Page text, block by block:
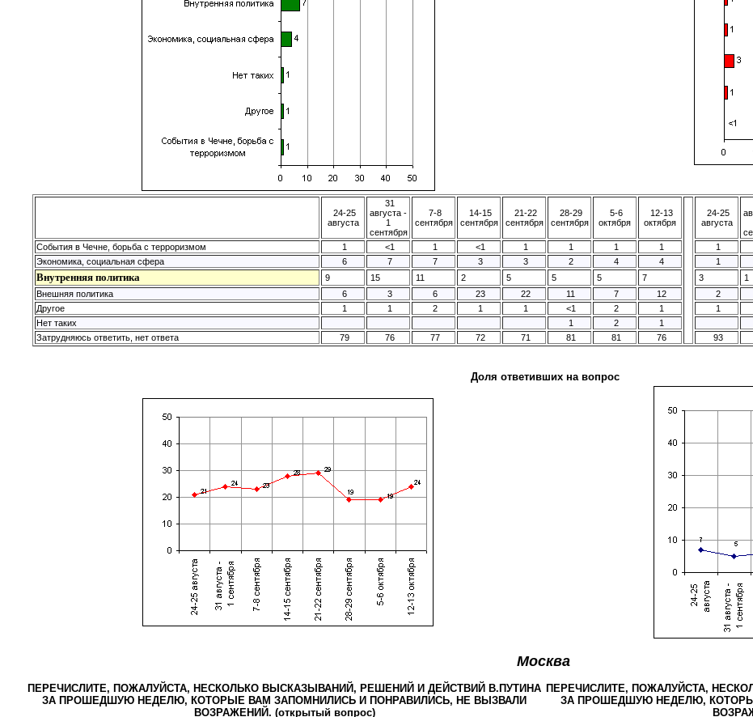
24-25
августа
31
августа -
1
сентября
7-8
сентября
14-15
сентября
21-22
сентября
28-29
сентября
5-6
октября
12-13
октября
24-25
августа
События в Чечне, борьба с терроризмом 1 <1 1 <1 1 1 1 1 1
Экономика, социальная сфера
6 7 7 3 3 2 4 4 1
Внутренняя политика 9 15 11 2 5 5 5 7 3 1
Внешняя политика
6 3 6 23 22 11 7 12 2
Другое
1 1 2 1 1 <1 2 1 1
Нет таких
1 2 1
Затрудняюсь ответить, нет ответа
79 76 77 72 71 81 81 76 93
Доля ответивших на вопрос
Москва
ПЕРЕЧИСЛИТЕ, ПОЖАЛУЙСТА, НЕСКОЛЬКО ВЫСКАЗЫВАНИЙ, РЕШЕНИЙ И ДЕЙСТВИЙ В.ПУТИНА
ЗА ПРОШЕДШУЮ НЕДЕЛЮ, КОТОРЫЕ ВАМ ЗАПОМНИЛИСЬ И ПОНРАВИЛИСЬ, НЕ ВЫЗВАЛИ
ВОЗРАЖЕНИЙ. (открытый вопрос)
ПЕРЕЧИСЛИТЕ, ПОЖАЛУЙСТА,
ЗА ПРОШЕДШУЮ НЕДЕЛЮ,